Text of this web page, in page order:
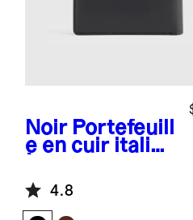
Noir Portefeuill
e en cuir italien
4.8